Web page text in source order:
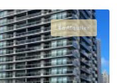
En Alquiler